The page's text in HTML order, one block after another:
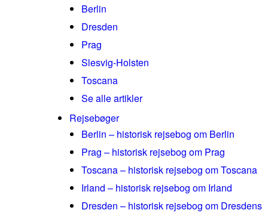
Berlin
Dresden
Prag
Slesvig-Holsten
Toscana
Se alle artikler
Rejsebøger
Berlin – historisk rejsebog om Berlin
Prag – historisk rejsebog om Prag
Toscana – historisk rejsebog om Toscana
Irland – historisk rejsebog om Irland
Dresden – historisk rejsebog om Dresdens